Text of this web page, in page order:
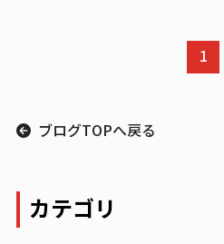
1
ブログTOPへ戻る
カテゴリ